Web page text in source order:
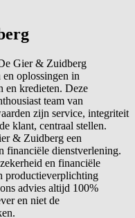
Gier & Zuidberg
oplossingen in
en kredieten. Deze
team van
zijn service, integriteit
klant, centraal stellen.
& Zuidberg een
financiële dienstverlening.
en financiële
productieverplichting
advies altijd 100%
en niet de